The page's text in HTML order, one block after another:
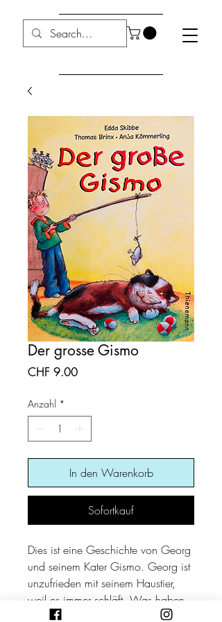
Der grosse Gismo
CHF 9.00Preis
Anzahl *
In den Warenkorb
Sofortkauf
Dies ist eine Geschichte von Georg
und seinem Kater Gismo. Georg ist
unzufrieden mit seinem Haustier,
weil es immer schläft. Was haben
die anderen da für ein Glück mit